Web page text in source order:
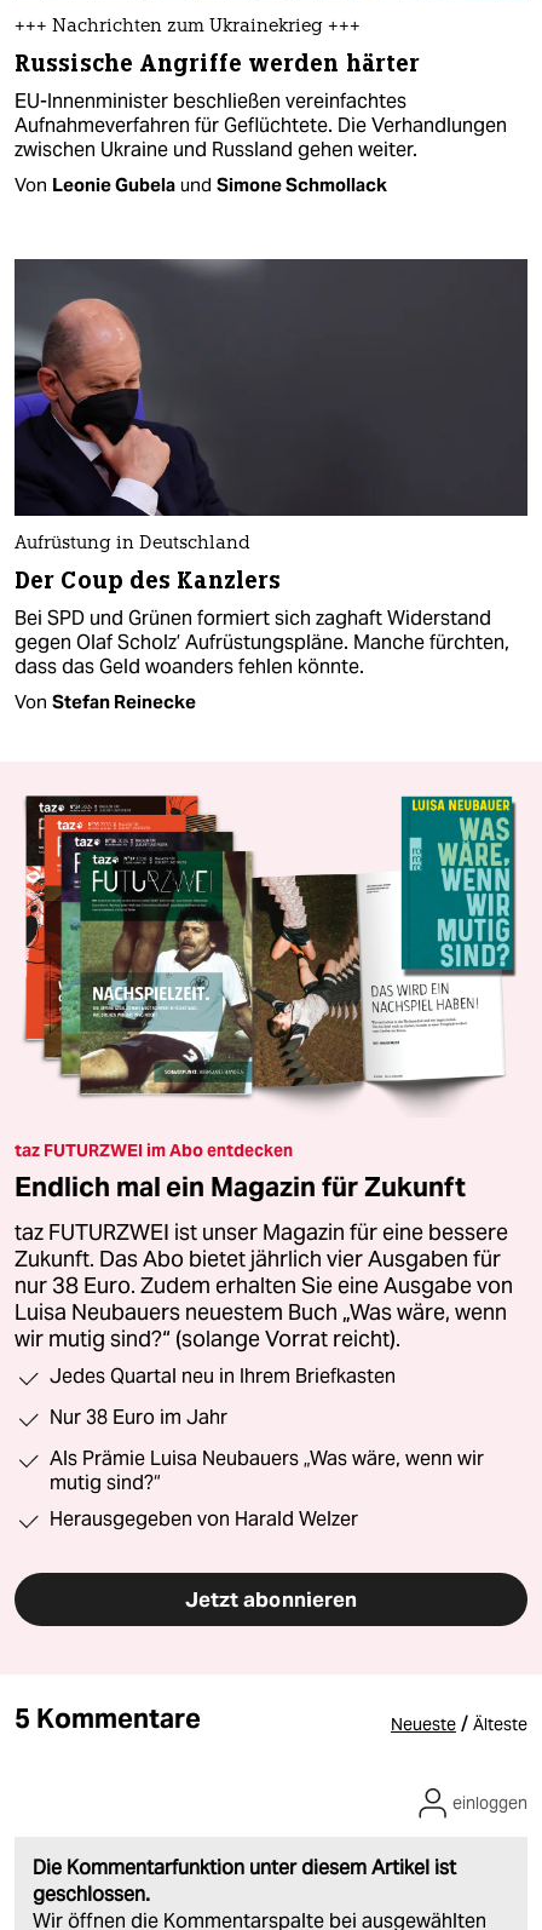
+++ Nachrichten zum Ukrainekrieg +++
Russische Angriffe werden härter
EU-Innenminister beschließen vereinfachtes
Aufnahmeverfahren für Geflüchtete. Die Verhandlungen
zwischen Ukraine und Russland gehen weiter.
Von Leonie Gubela und Simone Schmollack
Aufrüstung in Deutschland
Der Coup des Kanzlers
Bei SPD und Grünen formiert sich zaghaft Widerstand
gegen Olaf Scholz’ Aufrüstungspläne. Manche fürchten,
dass das Geld woanders fehlen könnte.
Von Stefan Reinecke
taz FUTURZWEI im Abo entdecken
Endlich mal ein Magazin für Zukunft
taz FUTURZWEI ist unser Magazin für eine bessere
Zukunft. Das Abo bietet jährlich vier Ausgaben für
nur 38 Euro. Zudem erhalten Sie eine Ausgabe von
Luisa Neubauers neuestem Buch „Was wäre, wenn
wir mutig sind?“ (solange Vorrat reicht).
Jedes Quartal neu in Ihrem Briefkasten
Nur 38 Euro im Jahr
Als Prämie Luisa Neubauers „Was wäre, wenn wir
mutig sind?“
Herausgegeben von Harald Welzer
Jetzt abonnieren
5 Kommentare Neueste / Älteste
Die Kommentarfunktion unter diesem Artikel ist
geschlossen.
Wir öffnen die Kommentarspalte bei ausgewählten
einloggen